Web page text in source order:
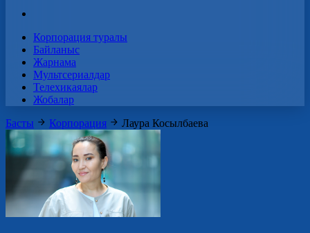
Корпорация туралы
Байланыс
Жарнама
Мультсериалдар
Телехикаялар
Жобалар
Басты
Корпорация Лаура Косылбаева